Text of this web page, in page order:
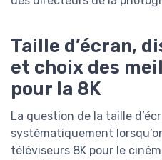
Taille d’écran,
et choix des
pour la 8K
La question de la taille
systématiquement
téléviseurs 8K pour le